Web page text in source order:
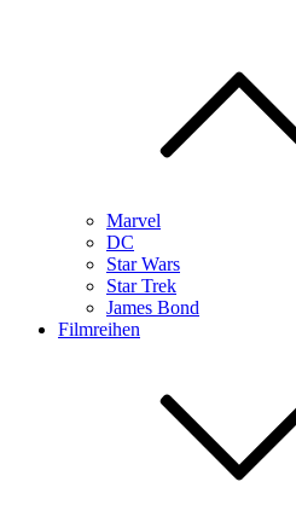
Marvel
DC
Star Wars
Star Trek
James Bond
Filmreihen